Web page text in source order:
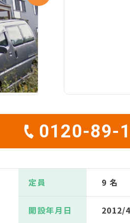
0120-89-
定員 9 名
開設年月日 2012/